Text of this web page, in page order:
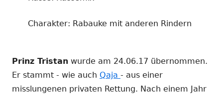
Charakter: Rabauke mit anderen Rindern
Prinz Tristan wurde am 24.06.17 übernommen.
Er stammt - wie auch Qaja - aus einer
misslungenen privaten Rettung. Nach einem Jahr